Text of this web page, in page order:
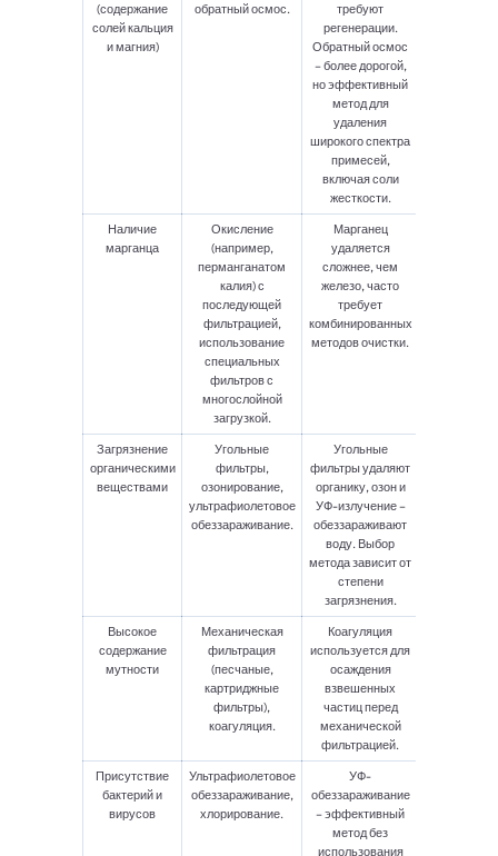
(содержание
солей кальция
и магния)
обратный осмос.
требуют
регенерации.
Обратный осмос
– более дорогой,
но эффективный
метод для
удаления
широкого спектра
примесей,
включая соли
жесткости.
Наличие
марганца
Окисление
(например,
перманганатом
калия) с
последующей
фильтрацией,
использование
специальных
фильтров с
многослойной
загрузкой.
Марганец
удаляется
сложнее, чем
железо, часто
требует
комбинированных
методов очистки.
Загрязнение
органическими
веществами
Угольные
фильтры,
озонирование,
ультрафиолетовое
обеззараживание.
Угольные
фильтры удаляют
органику, озон и
УФ-излучение –
обеззараживают
воду. Выбор
метода зависит от
степени
загрязнения.
Высокое
содержание
мутности
Механическая
фильтрация
(песчаные,
картриджные
фильтры),
коагуляция.
Коагуляция
используется для
осаждения
взвешенных
частиц перед
механической
фильтрацией.
Присутствие
бактерий и
вирусов
Ультрафиолетовое
обеззараживание,
хлорирование.
УФ-
обеззараживание
– эффективный
метод без
использования